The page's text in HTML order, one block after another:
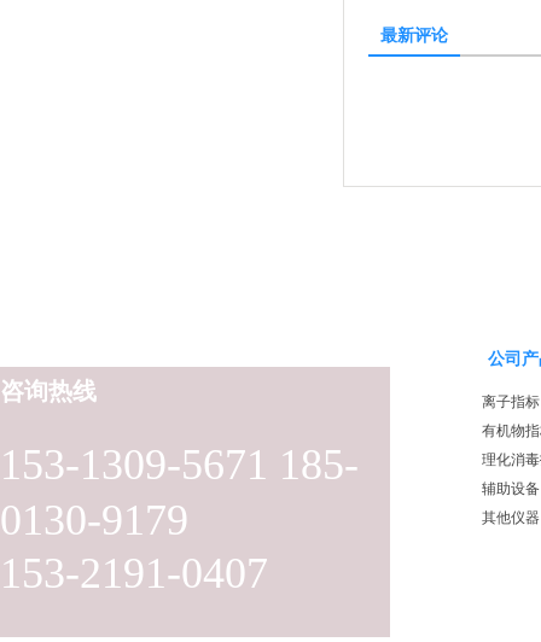
最新评论
153-1309-5671 185-
0130-9179
153-2191-0407
咨询热线
公司
离子指标
有机物
理化消
辅助设备
其他仪器